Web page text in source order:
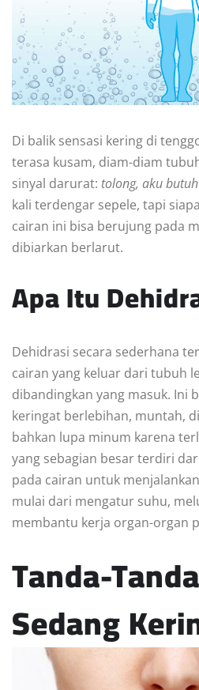
Di balik sensasi kering di
terasa kusam, diam-diam
sinyal darurat: tolong, aku
kali terdengar sepele, tapi
cairan ini bisa berujung pada
dibiarkan berlarut.
Apa Itu
Dehidrasi secara sederhana
cairan yang keluar dari tubuh
dibandingkan yang masuk. Ini
keringat berlebihan, muntah,
bahkan lupa minum karena
yang sebagian besar terdiri
pada cairan untuk
mulai dari mengatur suhu,
membantu kerja organ-organ
Tanda-
Sedang